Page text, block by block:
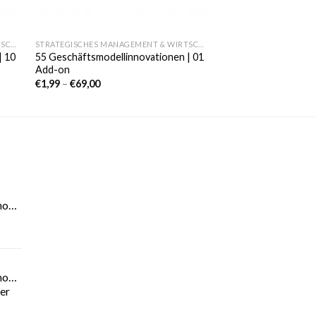
10
55 Geschäftsmodellinnovationen | 01
Add-on
€1,99– €69,00